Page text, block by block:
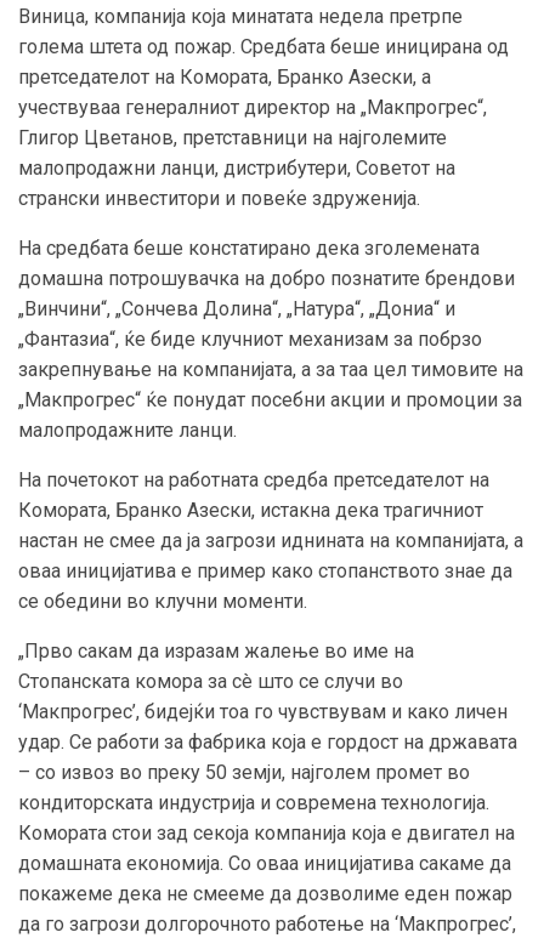
Виница, компанија која минатата недела претрпе
голема штета од пожар. Средбата беше иницирана од
претседателот на Комората, Бранко Азески, а
учествуваа генералниот директор на „Макпрогрес“,
Глигор Цветанов, претставници на најголемите
малопродажни ланци, дистрибутери, Советот на
странски инвеститори и повеќе здруженија.
На средбата беше констатирано дека зголемената
домашна потрошувачка на добро познатите брендови
„Винчини“, „Сончева Долина“, „Натура“, „Дониа“ и
„Фантазиа“, ќе биде клучниот механизам за побрзо
закрепнување на компанијата, а за таа цел тимовите на
„Макпрогрес“ ќе понудат посебни акции и промоции за
малопродажните ланци.
На почетокот на работната средба претседателот на
Комората, Бранко Азески, истакна дека трагичниот
настан не смее да ја загрози иднината на компанијата, а
оваа иницијатива е пример како стопанството знае да
се обедини во клучни моменти.
„Прво сакам да изразам жалење во име на
Стопанската комора за сè што се случи во
‘Макпрогрес’, бидејќи тоа го чувствувам и како личен
удар. Се работи за фабрика која е гордост на државата
– со извоз во преку 50 земји, најголем промет во
кондиторската индустрија и современа технологија.
Комората стои зад секоја компанија која е двигател на
домашната економија. Со оваа иницијатива сакаме да
покажеме дека не смееме да дозволиме еден пожар
да го загрози долгорочното работење на ‘Макпрогрес’,